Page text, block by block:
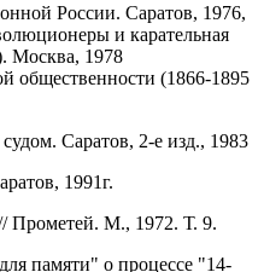
России. Саратов, 1976,
и карательная
Москва, 1978
общественности (1866-1895
Саратов, 2-е изд., 1983
1991г.
Прометей. М., 1972. Т. 9.
памяти" о процессе "14-